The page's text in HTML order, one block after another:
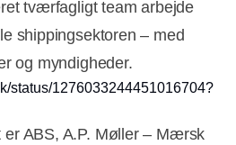
tværfagligt team arbejde
shippingsektoren – med
og myndigheder.
status/1276033244451016704?
er ABS, A.P. Møller – Mærsk